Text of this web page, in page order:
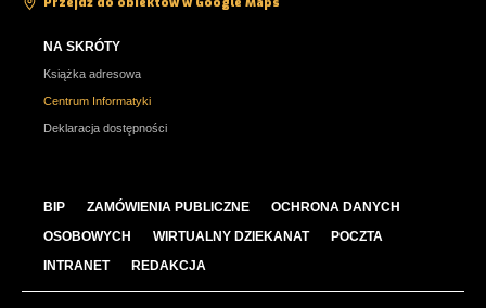
NA SKRÓTY
Książka adresowa
Centrum Informatyki
Deklaracja dostępności
BIP ZAMÓWIENIA PUBLICZNE
OCHRONA DANYCH
OSOBOWYCH
WIRTUALNY DZIEKANAT
POCZTA
INTRANET
REDAKCJA